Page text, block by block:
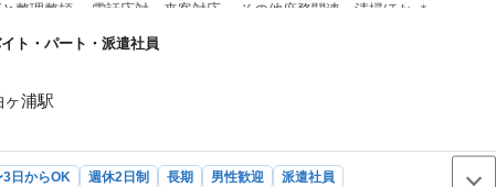
整理整頓 ・電話応対、来客対応 ・その他庶務関連、清掃ほか ＊
)経験必須 業務拡大につき増員募集 年齢不問でご経験を重視しており
会計事務所経験者の是非ご応募下さい。 退職者、リタイア、ブラン
す。
ト・パート・派遣社員
浦駅
3日からOK 週休2日制 長期 男性歓迎
派遣社員